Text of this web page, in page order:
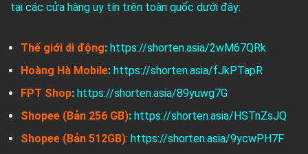
tại các cửa hàng uy tín trên toàn quốc dưới đây:
Thế giới di động: https://shorten.asia/2wM67QRk
Hoàng Hà Mobile: https://shorten.asia/fJkPTapR
FPT Shop: https://shorten.asia/89yuwg7G
Shopee (Bản 256 GB): https://shorten.asia/HSTnZsJQ
Shopee (Bản 512GB): https://shorten.asia/9ycwPH7F